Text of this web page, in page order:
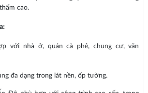
cao.
với nhà ở, quán cà phê, chung cư, văn
đa dạng trong lát nền, ốp tường.